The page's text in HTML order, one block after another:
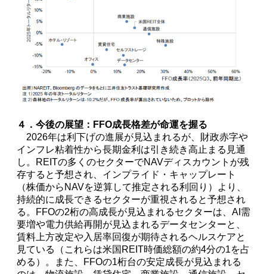
４．今後の展望：FFO成長格差が命運を握る
2026年は利下げの進展が見込まれるが、財政赤字や
インフレ粘着性から長期金利は引き続き高止まる見通
し。REITの多くのセクターでNAVディスカウントが残
存すると予想され、インプライド・キャップレート
（株価からNAVを逆算して推定される利回り）より、
持続的に成長できるセクターが重視されると予想され
る。FFOの2桁の高成長が見込まれるセクターは、AI需
要増や電力供給再開が見込まれるデータセンターと、
賃料上方改定や入居率回復が期待されるヘルスケアと
見ている（これらは米国REIT時価総額の約4分の1を占
める）。また、FFOの1桁台の安定成長が見込まれる